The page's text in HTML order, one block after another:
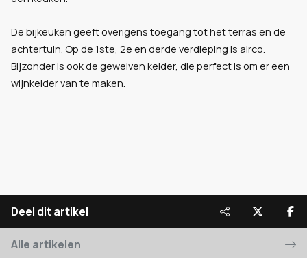
De bijkeuken geeft overigens toegang tot het terras en de
achtertuin. Op de 1ste, 2e en derde verdieping is airco.
Bijzonder is ook de gewelven kelder, die perfect is om er een
wijnkelder van te maken.
Deel dit artikel
Alle artikelen